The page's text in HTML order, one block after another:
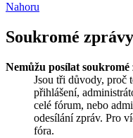
Nahoru
Soukromé zprávy
Nemůžu posílat
Jsou tři důvody, proč
přihlášení,
celé fórum, nebo
odesílání zpráv. Pro
fóra.